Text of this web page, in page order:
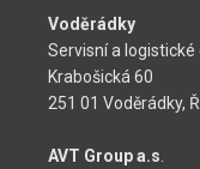
Voděrádky
Servisní a
Krabošická 60
251 01 Voděrádky,
AVT Group a.s